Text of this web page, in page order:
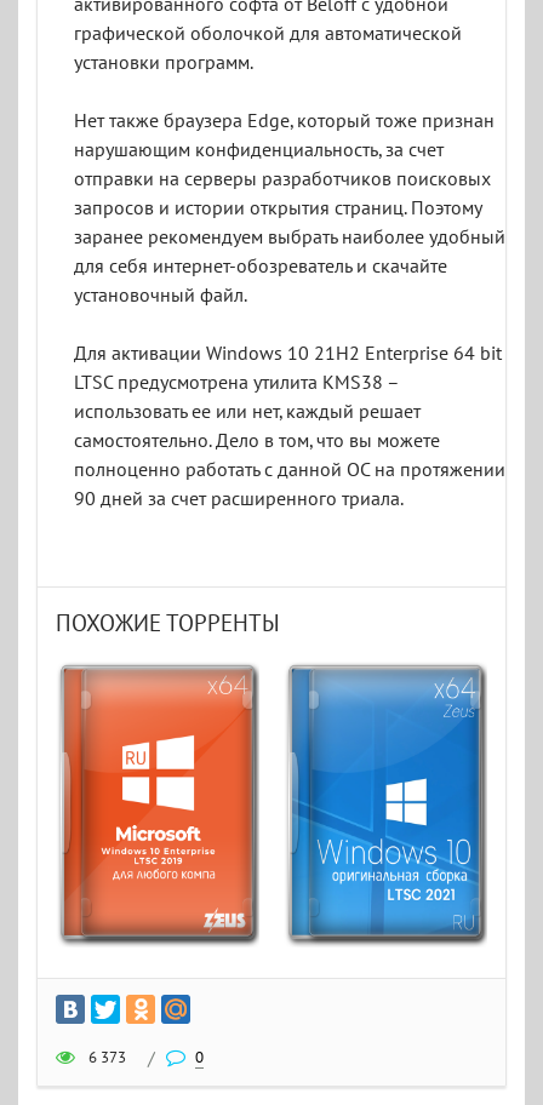
графической оболочкой для автоматической
установки программ.
Нет также браузера Edge, который тоже признан
нарушающим конфиденциальность, за счет
отправки на серверы разработчиков поисковых
запросов и истории открытия страниц. Поэтому
заранее рекомендуем выбрать наиболее удобный
для себя интернет-обозреватель и скачайте
установочный файл.
Для активации Windows 10 21H2 Enterprise 64 bit
LTSC предусмотрена утилита KMS38 –
использовать ее или нет, каждый решает
самостоятельно. Дело в том, что вы можете
полноценно работать с данной ОС на протяжении
90 дней за счет расширенного триала.
ПОХОЖИЕ ТОРРЕНТЫ
6 373 / 0